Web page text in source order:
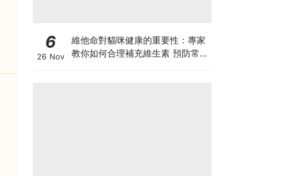
6
26 Nov
維他命對貓咪健康的重要性：專家
教你如何合理補充維生素 預防常見